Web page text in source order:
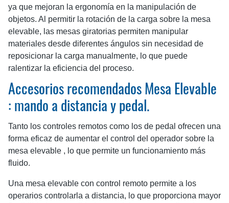
ya que mejoran la ergonomía en la manipulación de
objetos. Al permitir la rotación de la carga sobre la mesa
elevable, las mesas giratorias permiten manipular
materiales desde diferentes ángulos sin necesidad de
reposicionar la carga manualmente, lo que puede
ralentizar la eficiencia del proceso.
Accesorios recomendados Mesa Elevable
: mando a distancia y pedal.
Tanto los controles remotos como los de pedal ofrecen una
forma eficaz de aumentar el control del operador sobre la
mesa elevable , lo que permite un funcionamiento más
fluido.
Una mesa elevable con control remoto permite a los
operarios controlarla a distancia, lo que proporciona mayor